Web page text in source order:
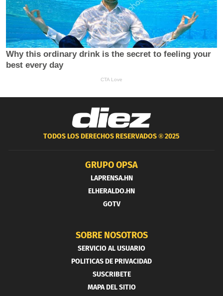
TODOS LOS DERECHOS RESERVADOS ®2025
GRUPO OPSA
LAPRENSA.HN
ELHERALDO.HN
GOTV
SOBRE NOSOTROS
SERVICIO AL USUARIO
POLITICAS DE PRIVACIDAD
SUSCRIBETE
MAPA DEL SITIO